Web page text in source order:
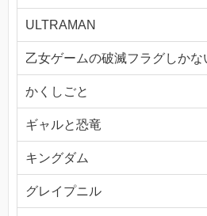
ULTRAMAN
乙女ゲームの破滅フラグしか
かくしごと
ギャルと恐竜
キングダム
グレイプニル